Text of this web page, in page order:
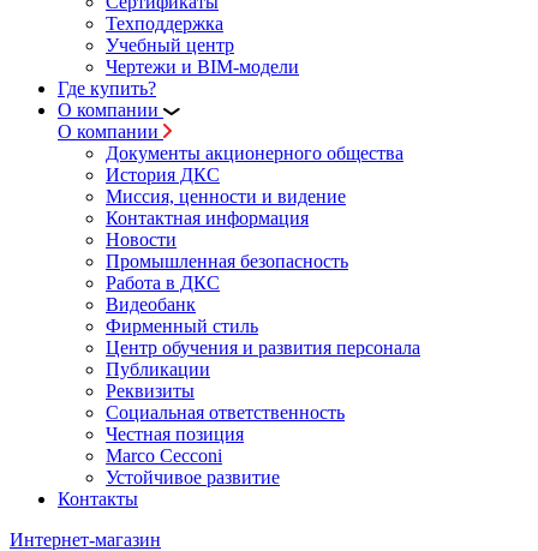
Техподдержка
Учебный центр
Чертежи и BIM-модели
Где купить?
О компании
О компании
Документы акционерного общества
История ДКС
Миссия, ценности и видение
Контактная информация
Новости
Промышленная безопасность
Работа в ДКС
Видеобанк
Фирменный стиль
Центр обучения и развития персонала
Публикации
Реквизиты
Социальная ответственность
Честная позиция
Marco Cecconi
Устойчивое развитие
Контакты
Интернет-магазин